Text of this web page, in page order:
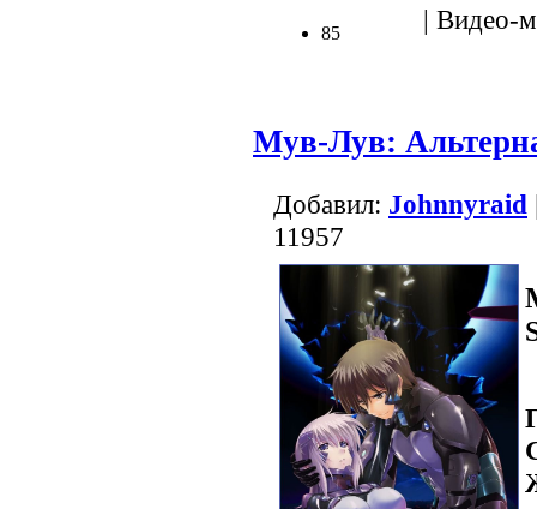
85 | Видео-
Мув-Лув:
Добавил: Johnnyraid
11957